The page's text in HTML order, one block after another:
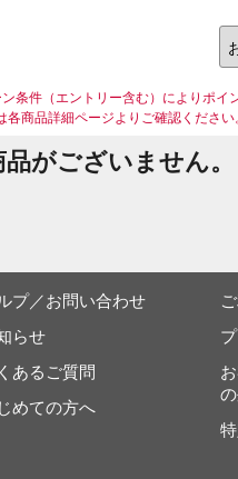
条件（エントリー含む）によりポイ
商品詳細ページよりご確認ください
がございません。
プ／お問い合わせ
らせ
あるご質問
めての方へ